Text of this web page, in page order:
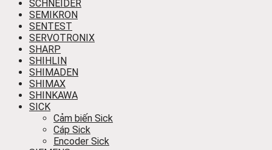
SCHNEIDER
SEMIKRON
SENTEST
SERVOTRONIX
SHARP
SHIHLIN
SHIMADEN
SHIMAX
SHINKAWA
SICK
Cảm biến Sick
Cáp Sick
Encoder Sick